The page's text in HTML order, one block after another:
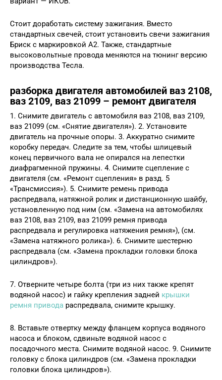
Стоит доработать систему зажигания. Вместо
стандартных свечей, стоит установить свечи зажигания
Бриск с маркировкой А2. Также, стандартные
высоковольтные провода меняются на тюнинг версию
производства Тесла.
разборка двигателя автомобилей ваз 2108,
ваз 2109, ваз 21099 – ремонт двигателя
1. Снимите двигатель с автомобиля ваз 2108, ваз 2109,
ваз 21099 (см. «Снятие двигателя»). 2. Установите
двигатель на прочные опоры. 3. Аккуратно снимите
коробку передач. Следите за тем, чтобы шлицевый
конец первичного вала не опирался на лепестки
диафрагменной пружины. 4. Снимите сцепление с
двигателя (см. «Ремонт сцепления» в разд. 5
«Трансмиссия»). 5. Снимите ремень привода
распредвала, натяжной ролик и дистанционную шайбу,
установленную под ним (см. «Замена на автомобилях
ваз 2108, ваз 2109, ваз 21099 ремня привода
распредвала и регулировка натяжения ремня»), (см.
«Замена натяжного ролика»). 6. Снимите шестерню
распредвала (см. «Замена прокладки головки блока
цилиндров»).
7. Отверните четыре болта (три из них также крепят
водяной насос) и гайку крепления задней крышки
ремня привода распредвала, снимите крышку.
8. Вставьте отвертку между фланцем корпуса водяного
насоса и блоком, сдвиньте водяной насос с
посадочного места. Снимите водяной насос. 9. Снимите
головку с блока цилиндров (см. «Замена прокладки
головки блока цилиндров»).